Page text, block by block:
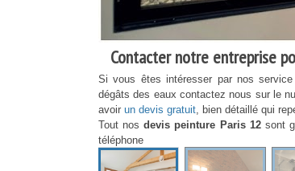
Contacter notre entreprise
Si vous êtes intéresser par nos
dégâts des eaux contactez nous sur le
avoir un devis gratuit, bien détaillé qui
Tout nosdevis peinture Paris 12 sont
téléphone